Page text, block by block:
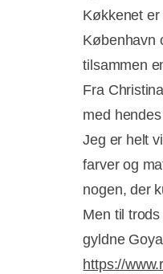
Køkkenet
København
tilsammen
Fra
med
Jeg er helt
farver og
nogen, der
Men til
gyldne
https://